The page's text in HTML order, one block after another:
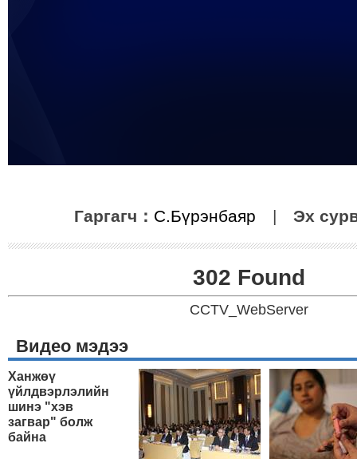
Гаргагч： С.Бүрэнбаяр | Эх
302 Found
CCTV_WebServer
Видео мэдээ
Ханжөү
үйлдвэрлэлийн
шинэ "хэв
загвар" болж
байна